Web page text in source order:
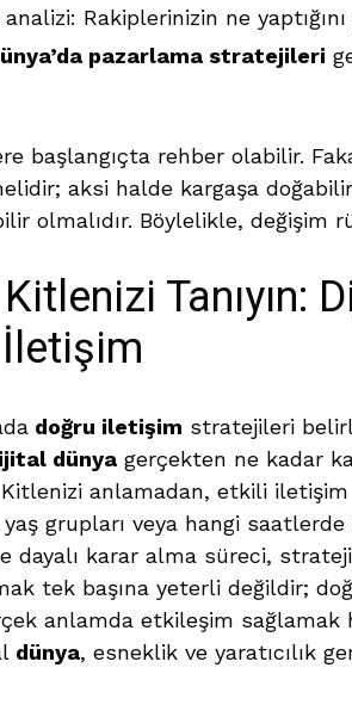
Rakiplerinizin ne
pazarlama stratejileri
başlangıçta rehber olabilir.
aksi halde kargaşa
olmalıdır. Böylelikle, değişim
Tanıyın:
doğru iletişim stratejileri
dünya gerçekten ne kadar
anlamadan, etkili iletişim
yaş grupları veya hangi
dayalı karar alma süreci,
tek başına yeterli değildir;
anlamda etkileşim sağlamak
dünya, esneklik ve yaratıcılık